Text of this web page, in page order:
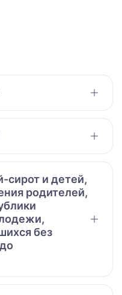
сирот и детей,
родителей,
без